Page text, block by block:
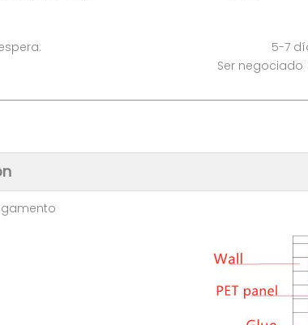
de espera: 5-7 días (1 -
( > 500